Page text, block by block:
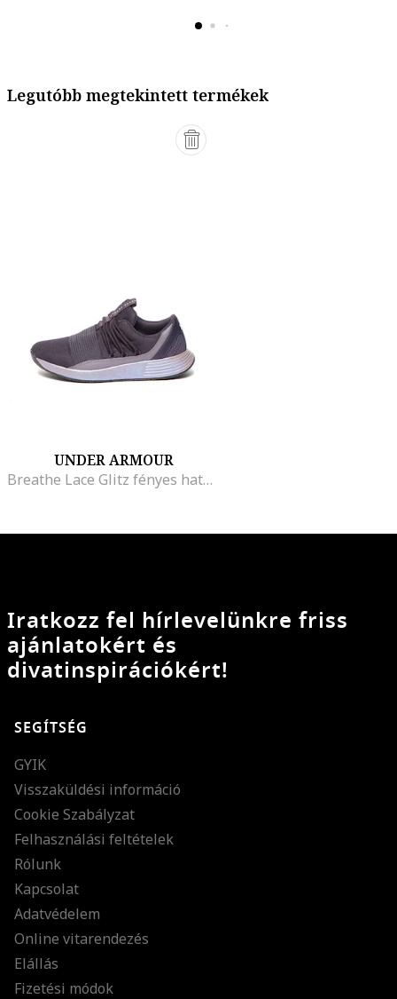
Legutóbb megtekintett termékek
UNDER ARMOUR
Breathe Lace Glitz fényes hatású sneaker
Iratkozz fel hírlevelünkre friss
ajánlatokért és
divatinspirációkért!
SEGÍTSÉG
GYIK
Visszaküldési információ
Cookie Szabályzat
Felhasználási feltételek
Rólunk
Kapcsolat
Adatvédelem
Online vitarendezés
Elállás
Fizetési módok